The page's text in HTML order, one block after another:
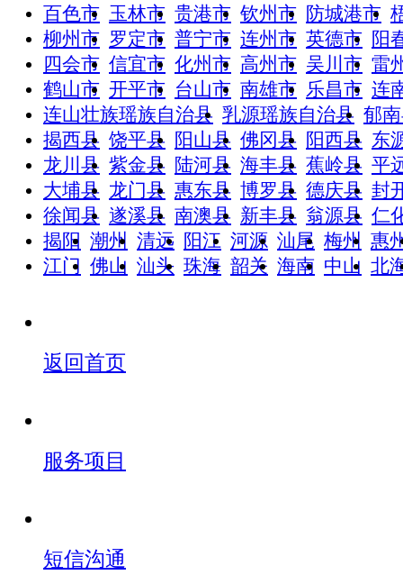
百色市 玉林市 贵港市 钦州市 防城港市
柳州市 罗定市 普宁市 连州市 英德市 阳
四会市 信宜市 化州市 高州市 吴川市 雷
鹤山市 开平市 台山市 南雄市 乐昌市 连
连山壮族瑶族自治县 乳源瑶族自治县 郁
揭西县 饶平县 阳山县 佛冈县 阳西县 东
龙川县 紫金县 陆河县 海丰县 蕉岭县 平
大埔县 龙门县 惠东县 博罗县 德庆县 封
徐闻县 遂溪县 南澳县 新丰县 翁源县 仁
揭阳 潮州 清远 阳江 河源 汕尾 梅州 惠
江门 佛山 汕头 珠海 韶关 海南 中山 北
返回首页
服务项目
短信沟通